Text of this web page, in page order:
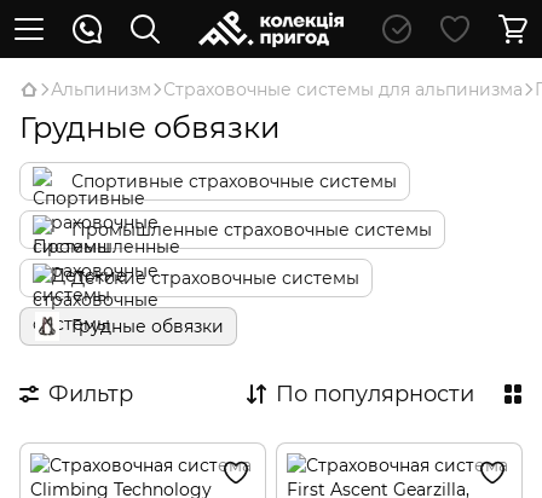
Альпинизм Страховочные системы для альпинизма
Грудные обвязки
Спортивные страховочные системы
Промышленные страховочные системы
Детские страховочные системы
Грудные обвязки
Фильтр По популярности